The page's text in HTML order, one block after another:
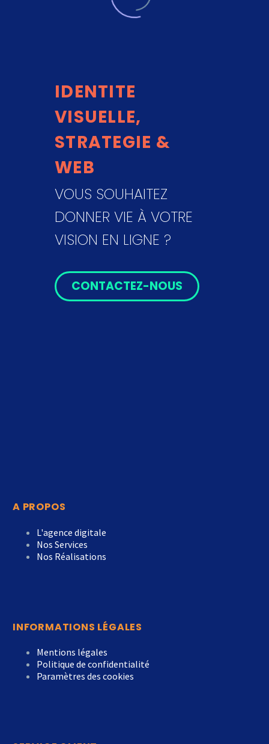
IDENTITE
VISUELLE,
STRATEGIE &
WEB
VOUS SOUHAITEZ
DONNER VIE À VOTRE
VISION EN LIGNE ?
CONTACTEZ-NOUS
A PROPOS
L'agence digitale
Nos Services
Nos Réalisations
INFORMATIONS LÉGALES
Mentions légales
Politique de confidentialité
Paramètres des cookies